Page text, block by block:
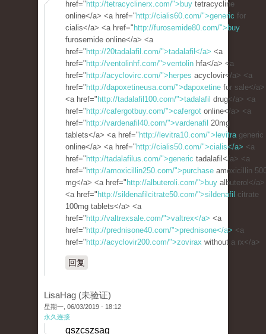
href=" http://tetracyclinerx.com/">buy tetracycline
online</a> <a href=" http://cialis60.com/">generic for
cialis</a> <a href=" http://furosemide80.com/">buy
furosemide online</a> <a
href=" http://20tadalafil.com/">tadalafil</a> <a
href=" http://ventolinhf.com/">ventolin hfa</a> <a
href=" http://acyclovirc.com/">herpes acyclovir</a> <a
href=" http://dapoxetineusa.com/">dapoxetine for sale</a>
<a href=" http://tadalafil100.com/">tadalafil drug</a> <a
href=" http://cafergotbuy.com/">cafergot online</a> <a
href=" http://vardenafil40.com/">vardenafil 20mg
tablets</a> <a href=" http://levitra10.com/">levitrageneric
online</a> <a href=" http://cialis50.com/">cialis</a> <a
href=" http://tadalafilus.com/">generic tadalafil</a> <a
href=" http://amoxicillin250.com/">purchase amoxicillin
mg</a> <a href=" http://albuteroli.com/">buy albuterol</a>
<a href=" http://sildenafilcitrate50.com/">sildenafil citrate
100mg tablets</a> <a
href=" http://valtrexsale.com/">valtrex</a> <a
href=" http://prednisone40.com/">prednisone</a> <a
href=" http://acyclovir200.com/">zovirax without a rx</a>
回复
LisaHag (未验证)
星期一, 06/03/2019 - 18:12
永久连接
qszcszsag